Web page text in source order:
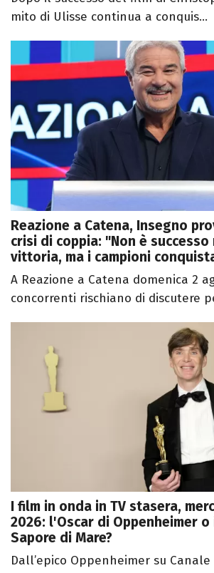
mito di Ulisse continua a conquis...
Reazione a Catena, Insegno
crisi di coppia: "Non è
vittoria, ma i campioni
A Reazione a Catena domenica 2
concorrenti rischiano di discutere
I film in onda in TV stasera,
2026: l'Oscar di Oppenheimer
Sapore di Mare?
Dall’epico Oppenheimer su Canale